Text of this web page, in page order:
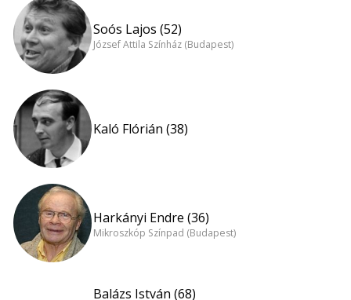
Soós Lajos (52)
József Attila Színház (Budapest)
Kaló Flórián (38)
Harkányi Endre (36)
Mikroszkóp Színpad (Budapest)
Balázs István (68)